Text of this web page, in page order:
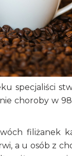
specjaliści
choroby w
filiżanek
a u osób z